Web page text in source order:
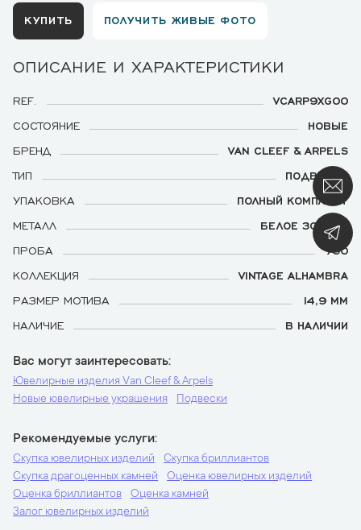
КУПИТЬ ПОЛУЧИТЬ ЖИВЫЕ ФОТО
ОПИСАНИЕ И ХАРАКТЕРИСТИКИ
REF.
VCARP9XG00
СОСТОЯНИЕ
НОВЫЕ
БРЕНД
VAN CLEEF & ARPELS
ТИП
ПОДВЕСКА
УПАКОВКА
ПОЛНЫЙ КОМПЛЕКТ
МЕТАЛЛ
БЕЛОЕ ЗОЛОТО
ПРОБА
750
КОЛЛЕКЦИЯ
VINTAGE ALHAMBRA
РАЗМЕР МОТИВА
14,9 ММ
НАЛИЧИЕ
В НАЛИЧИИ
Вас могут заинтересовать
Ювелирные изделия Van Cleef & Arpels
Новые ювелирные украшения
Подвески
Рекомендуемые услуги
Скупка ювелирных изделий
Скупка бриллиантов
Скупка драгоценных камней
Оценка ювелирных изделий
Оценка бриллиантов
Оценка камней
Залог ювелирных изделий